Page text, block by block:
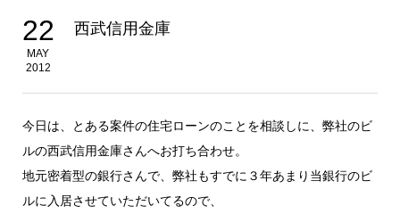
22
MAY
2012
西武信用金庫
今日は、とある案件の住宅ローンのことを相談しに、弊社のビ
ルの西武信用金庫さんへお打ち合わせ。
地元密着型の銀行さんで、弊社もすでに３年あまり当銀行のビ
ルに入居させていただいてるので、